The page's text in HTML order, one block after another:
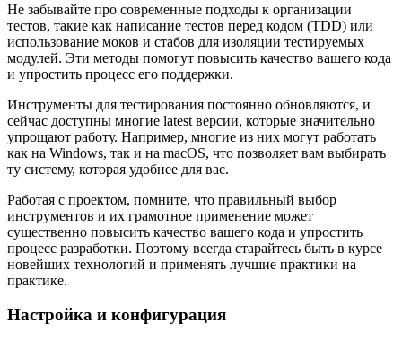
Не забывайте про современные подходы к организации
тестов, такие как написание тестов перед кодом (TDD) или
использование моков и стабов для изоляции тестируемых
модулей. Эти методы помогут повысить качество вашего кода
и упростить процесс его поддержки.
Инструменты для тестирования постоянно обновляются, и
сейчас доступны многие latest версии, которые значительно
упрощают работу. Например, многие из них могут работать
как на Windows, так и на macOS, что позволяет вам выбирать
ту систему, которая удобнее для вас.
Работая с проектом, помните, что правильный выбор
инструментов и их грамотное применение может
существенно повысить качество вашего кода и упростить
процесс разработки. Поэтому всегда старайтесь быть в курсе
новейших технологий и применять лучшие практики на
практике.
Настройка и конфигурация